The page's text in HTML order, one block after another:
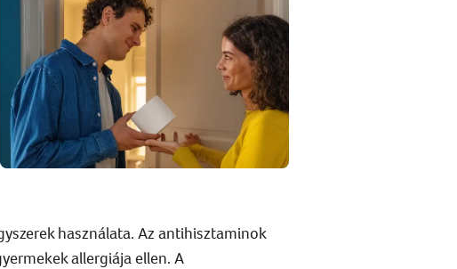
használata. Az antihisztaminok
allergiája ellen. A